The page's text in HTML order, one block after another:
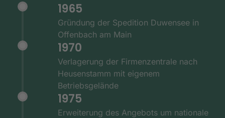
1965
Gründung der Spedition Duwensee in
Offenbach am Main
1970
Verlagerung der Firmenzentrale nach
Heusenstamm mit eigenem
Betriebsgelände
1975
Erweiterung des Angebots um nationale